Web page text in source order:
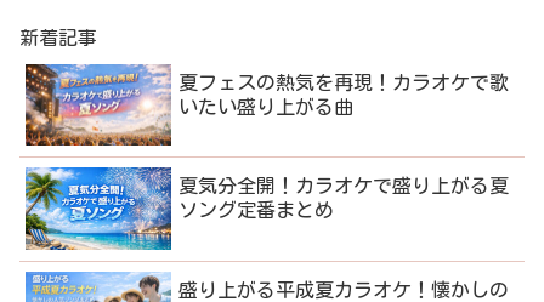
新着記事
夏フェスの熱気を再現！カラオケで歌
いたい盛り上がる曲
夏気分全開！カラオケで盛り上がる夏
ソング定番まとめ
盛り上がる平成夏カラオケ！懐かしの